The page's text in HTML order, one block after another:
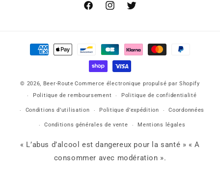
FacebookInstagram
X
Moyens
© 2026, Beer-Route Commerce électronique propulsé par Shopify
Politique de remboursement
Politique de confidentialité
Conditions d’utilisation Politique d’expédition Coordonnées
Conditions générales de vente Mentions légales
« L’abus d’alcool est dangereux pour la santé » « A
consommer avec modération ».